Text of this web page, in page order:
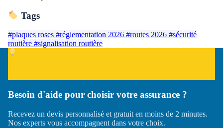
Tags
#plaques roses #réglementation 2026 #routes 2026 #sécurité
routière #signalisation routière
Besoin d'aide pour choisir votre assurance ?
Recevez un devis personnalisé et gratuit en moins de 2 minutes.
Nos experts vous accompagnent dans votre choix.